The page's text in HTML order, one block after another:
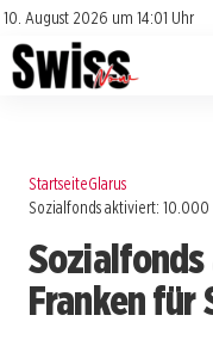
10. August 2026 um 14:01 Uhr
Impressum
Datenschutz
Jobs
Events
StartseiteGlarus
Sozialfonds aktiviert:
Franken für